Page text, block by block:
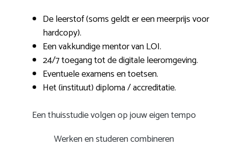
De leerstof (soms geldt er een meerprijs voor
hardcopy).
Een vakkundige mentor van LOI.
24/7 toegang tot de digitale leeromgeving.
Eventuele examens en toetsen.
Het (instituut) diploma / accreditatie.
Een thuisstudie volgen op jouw eigen tempo
Werken en studeren combineren